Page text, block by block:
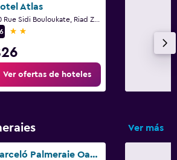
Atlas
2 estrellas
Ver ofertas de hoteles
Ver más
Barceló Palmeraie Oasis Resort